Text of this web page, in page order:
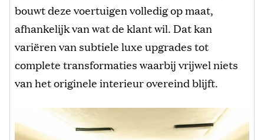
bouwt deze voertuigen volledig op maat,
afhankelijk van wat de klant wil. Dat kan
variëren van subtiele luxe upgrades tot
complete transformaties waarbij vrijwel niets
van het originele interieur overeind blijft.